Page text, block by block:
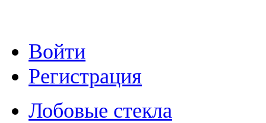
Войти
Регистрация
Лобовые стекла